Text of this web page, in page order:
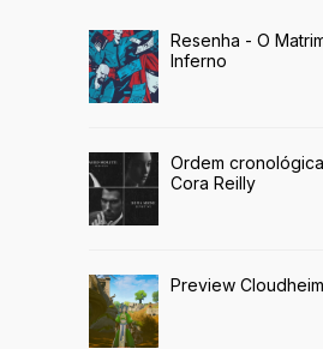
Resenha - O
Inferno
Ordem
Cora Reilly
Preview